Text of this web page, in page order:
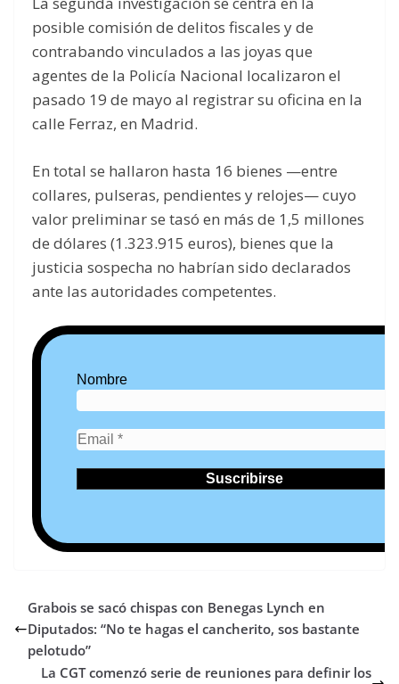
posible comisión de delitos fiscales y de
contrabando vinculados a las joyas que
agentes de la Policía Nacional localizaron el
pasado 19 de mayo al registrar su oficina en la
calle Ferraz, en Madrid.
En total se hallaron hasta 16 bienes —entre
collares, pulseras, pendientes y relojes— cuyo
valor preliminar se tasó en más de 1,5 millones
de dólares (1.323.915 euros), bienes que la
justicia sospecha no habrían sido declarados
ante las autoridades competentes.
Nombre
Grabois se sacó chispas con Benegas Lynch en
Diputados: “No te hagas el cancherito, sos bastante
pelotudo”
La CGT comenzó serie de reuniones para definir los